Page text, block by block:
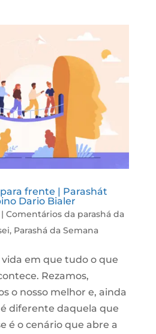
frente | Parashát
Dario Bialer
Comentários da parashá da
, Parashá da Semana
em que tudo o que
Rezamos,
o nosso melhor e, ainda
diferente daquela que
é o cenário que abre a